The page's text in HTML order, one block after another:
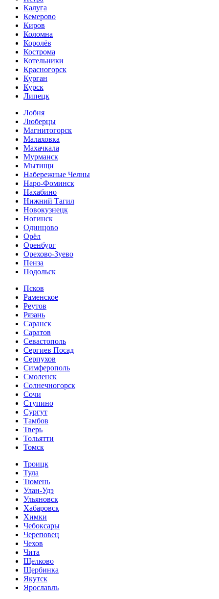
Калуга
Кемерово
Киров
Коломна
Королёв
Кострома
Котельники
Красногорск
Курган
Курск
Липецк
Лобня
Люберцы
Магнитогорск
Малаховка
Махачкала
Мурманск
Мытищи
Набережные Челны
Наро-Фоминск
Нахабино
Нижний Тагил
Новокузнецк
Ногинск
Одинцово
Орёл
Оренбург
Орехово-Зуево
Пенза
Подольск
Псков
Раменское
Реутов
Рязань
Саранск
Саратов
Севастополь
Сергиев Посад
Серпухов
Симферополь
Смоленск
Солнечногорск
Сочи
Ступино
Сургут
Тамбов
Тверь
Тольятти
Томск
Троицк
Тула
Тюмень
Улан-Удэ
Ульяновск
Хабаровск
Химки
Чебоксары
Череповец
Чехов
Чита
Щелково
Щербинка
Якутск
Ярославль